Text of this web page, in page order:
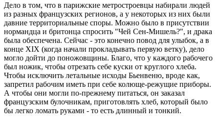
Дело в том, что в парижские метростроевцы набирали людей
из разных французских регионов, а у некоторых из них были
давние территориальные споры. Можно было в присутствии
нормандца и бритонца спросить "Чей Сен-Мишель?", и драка
была обеспечена. Сейчас - это конечно повод для улыбок, а в
конце XIX (когда начали прокладывать первую ветку), дело
могло дойти до поножовщины. Благо, что у каждого рабочего
был ножик, чтобы отрезать себе куски от круглого хлеба.
Чтобы исключить летальные исходы Бьенвеню, вроде как,
запретил рабочим иметь при себе колюще-режущие приборы.
А чтобы они могли по-прежнему питаться, он заказал
французским булочникам, приготовлять хлеб, который было
бы легко ломать руками - то есть длинный и тонкий.